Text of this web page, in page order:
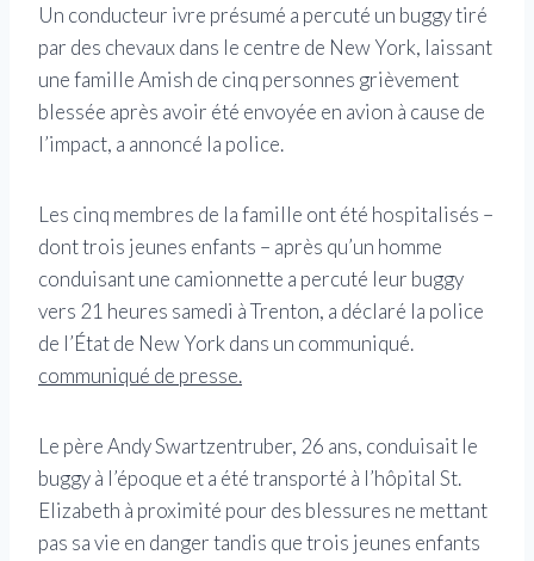
Un conducteur ivre présumé a percuté un buggy tiré
par des chevaux dans le centre de New York, laissant
une famille Amish de cinq personnes grièvement
blessée après avoir été envoyée en avion à cause de
l’impact, a annoncé la police.
Les cinq membres de la famille ont été hospitalisés –
dont trois jeunes enfants – après qu’un homme
conduisant une camionnette a percuté leur buggy
vers 21 heures samedi à Trenton, a déclaré la police
de l’État de New York dans un communiqué.
communiqué de presse.
Le père Andy Swartzentruber, 26 ans, conduisait le
buggy à l’époque et a été transporté à l’hôpital St.
Elizabeth à proximité pour des blessures ne mettant
pas sa vie en danger tandis que trois jeunes enfants